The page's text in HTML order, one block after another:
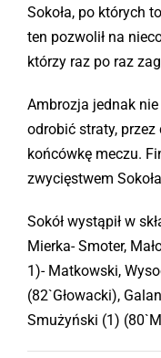
Sokoła, po których
ten pozwolił na
którzy raz po raz
Ambrozja jednak nie
odrobić straty,
końcówkę meczu.
zwycięstwem
Sokół wystąpił w
Mierka- Smoter,
1)- Matkowski,
(82`Głowacki),
Smużyński (1)